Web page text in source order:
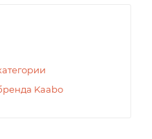
Kaabo